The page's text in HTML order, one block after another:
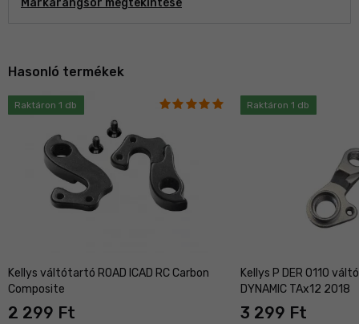
Márkarangsor megtekintése
Hasonló termékek
Raktáron 1 db
Kellys váltótartó ROAD ICAD RC Carbon
Composite
2 299 Ft
Raktáron 1 db
Kellys P DER 0110
DYNAMIC TAx12 2018
3 299 Ft